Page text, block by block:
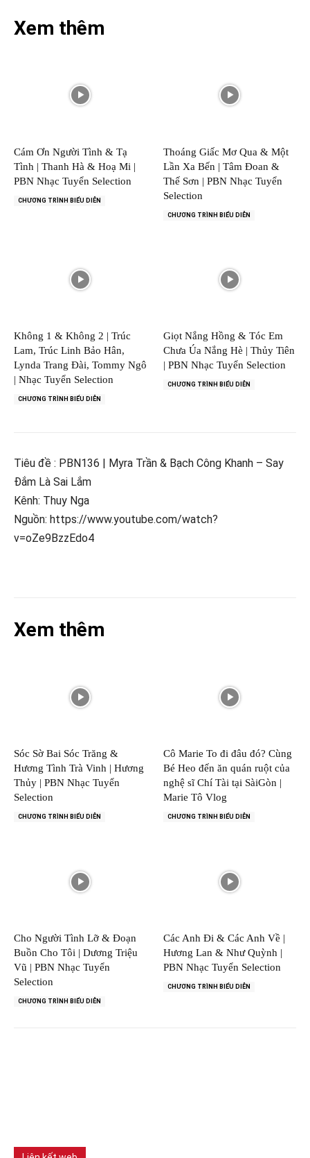
Xem thêm
Cám Ơn Người Tình & Tạ
Tình | Thanh Hà & Hoạ Mi |
PBN Nhạc Tuyển Selection
CHƯƠNG TRÌNH BIỂU DIỄN
Thoáng Giấc Mơ Qua & Một
Lần Xa Bến | Tâm Đoan &
Thế Sơn | PBN Nhạc Tuyển
Selection
CHƯƠNG TRÌNH BIỂU DIỄN
Không 1 & Không 2 | Trúc
Lam, Trúc Linh Bảo Hân,
Lynda Trang Đài, Tommy Ngô
| Nhạc Tuyển Selection
CHƯƠNG TRÌNH BIỂU DIỄN
Giọt Nắng Hồng & Tóc Em
Chưa Úa Nắng Hè | Thủy Tiên
| PBN Nhạc Tuyển Selection
CHƯƠNG TRÌNH BIỂU DIỄN
Tiêu đề : PBN136 | Myra Trần & Bạch Công Khanh – Say
Đắm Là Sai Lắm
Kênh: Thuy Nga
Nguồn: https://www.youtube.com/watch?
v=oZe9BzzEdo4
Xem thêm
Sóc Sờ Bai Sóc Trăng &
Hương Tình Trà Vinh | Hương
Thủy | PBN Nhạc Tuyển
Selection
CHƯƠNG TRÌNH BIỂU DIỄN
Cô Marie To đi đâu đó? Cùng
Bé Heo đến ăn quán ruột của
nghệ sĩ Chí Tài tại SàiGòn |
Marie Tô Vlog
CHƯƠNG TRÌNH BIỂU DIỄN
Cho Người Tình Lỡ & Đoạn
Buồn Cho Tôi | Dương Triệu
Vũ | PBN Nhạc Tuyển
Selection
CHƯƠNG TRÌNH BIỂU DIỄN
Các Anh Đi & Các Anh Về |
Hương Lan & Như Quỳnh |
PBN Nhạc Tuyển Selection
CHƯƠNG TRÌNH BIỂU DIỄN